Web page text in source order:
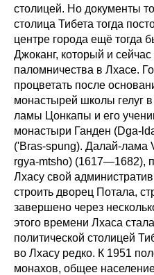
столицей. Но документы
столица Тибета тогда
центре города ещё тогда
Джоканг, который и
паломничества в Лхасе.
процветать после
монастырей школы гелуг в
ламы Цонкапы и его
монастыри Ганден (Dga-
('Bras-spung). Далай-лама
rgya-mtsho) (1617—1682),
Лхасу свой
строить дворец Потала,
завершено через
этого времени Лхаса
политической столицей
во Лхасу редко. К 1951
монахов, общее